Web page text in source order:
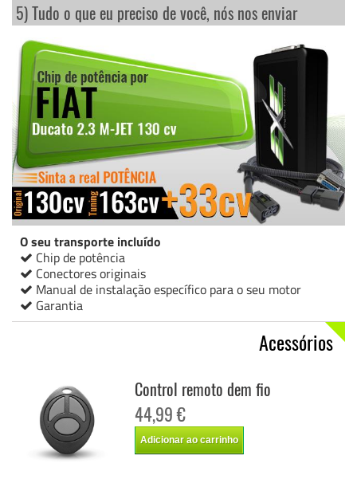
5) Tudo o que eu preciso de você, nós nos enviar
O seu transporte incluído
Chip de potência
Conectores originais
Manual de instalação específico para o seu motor
Garantia
Acessórios
Control remoto dem fio
44,99 €
Adicionar ao carrinho